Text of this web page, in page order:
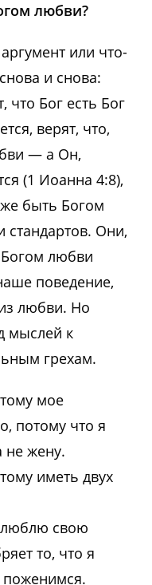
любви?
или что-
и снова:
что Бог есть Бог
верят, что,
— а Он,
(1 Иоанна 4:8),
быть Богом
стандартов. Они,
любви
поведение,
любви. Но
мыслей к
грехам.
мое
потому что я
не жену.
иметь двух
люблю свою
то, что я
поженимся.